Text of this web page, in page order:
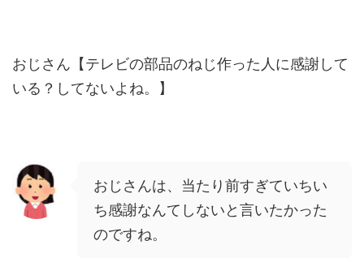
おじさん【テレビの部品のねじ作った人に感謝して
いる？してないよね。】
おじさんは、当たり前すぎていちい
ち感謝なんてしないと言いたかった
のですね。